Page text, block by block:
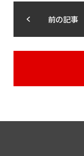
前の記事